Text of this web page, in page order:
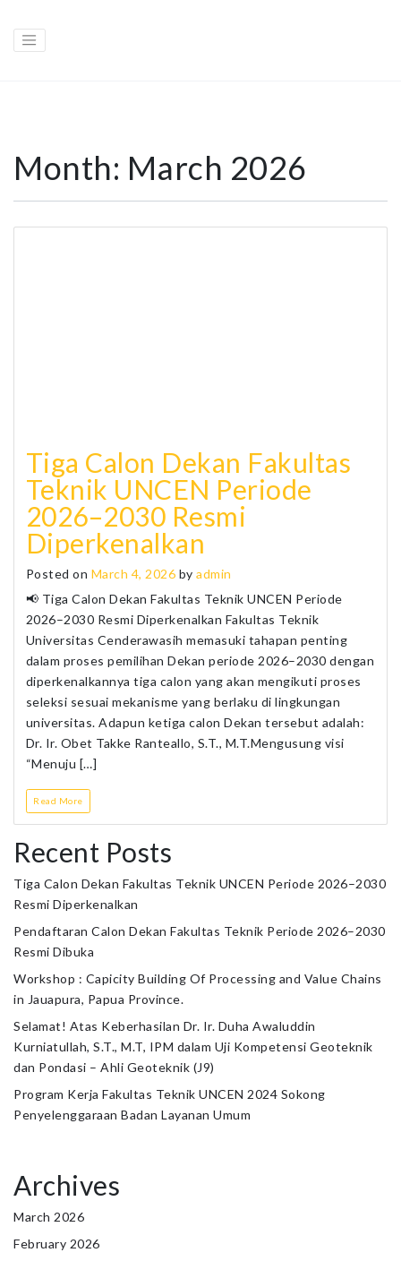
Month: March 2026
Tiga Calon Dekan Fakultas
Teknik UNCEN Periode
2026–2030 Resmi
Diperkenalkan
Posted on March 4, 2026 by admin
📢 Tiga Calon Dekan Fakultas Teknik UNCEN Periode
2026–2030 Resmi Diperkenalkan Fakultas Teknik
Universitas Cenderawasih memasuki tahapan penting
dalam proses pemilihan Dekan periode 2026–2030 dengan
diperkenalkannya tiga calon yang akan mengikuti proses
seleksi sesuai mekanisme yang berlaku di lingkungan
universitas. Adapun ketiga calon Dekan tersebut adalah:
Dr. Ir. Obet Takke Ranteallo, S.T., M.T.Mengusung visi
“Menuju […]
Read More
Recent Posts
Tiga Calon Dekan Fakultas Teknik UNCEN Periode 2026–2030
Resmi Diperkenalkan
Pendaftaran Calon Dekan Fakultas Teknik Periode 2026–2030
Resmi Dibuka
Workshop : Capicity Building Of Processing and Value Chains
in Jauapura, Papua Province.
Selamat! Atas Keberhasilan Dr. Ir. Duha Awaluddin
Kurniatullah, S.T., M.T, IPM dalam Uji Kompetensi Geoteknik
dan Pondasi – Ahli Geoteknik (J9)
Program Kerja Fakultas Teknik UNCEN 2024 Sokong
Penyelenggaraan Badan Layanan Umum
Archives
March 2026
February 2026